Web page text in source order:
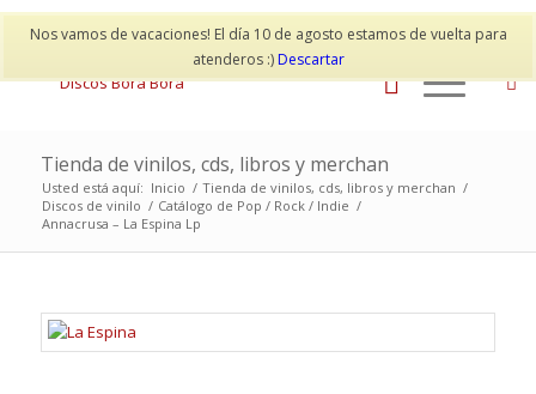
Nos vamos de vacaciones! El día 10 de agosto estamos de vuelta para
atenderos :)Descartar
Mi cuenta Contacto
Tienda de vinilos, cds, libros y merchan
Usted está aquí: Inicio / Tienda de vinilos, cds, libros y merchan /
Discos de vinilo / Catálogo de Pop / Rock / Indie /
Annacrusa – La Espina Lp